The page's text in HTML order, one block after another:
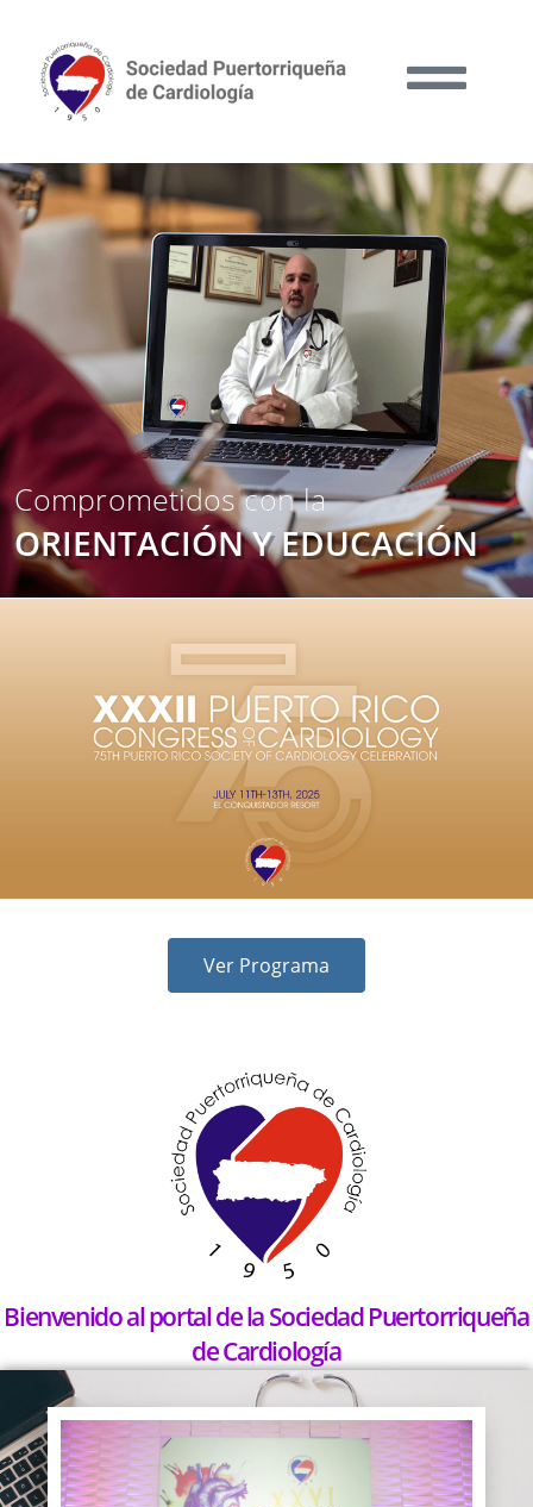
Comprometidos con la
ORIENTACIÓN Y EDUCACIÓN
Ver Programa
Bienvenido al portal de la Sociedad Puertorriqueña
de Cardiología